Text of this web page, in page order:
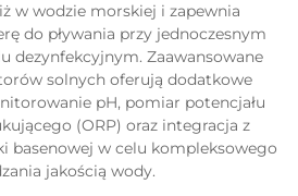
w wodzie morskiej i zapewnia
do pływania przy jednoczesnym
dezynfekcyjnym. Zaawansowane
solnych oferują dodatkowe
pH, pomiar potencjału
(ORP) oraz integracja z
basenowej w celu kompleksowego
jakością wody.